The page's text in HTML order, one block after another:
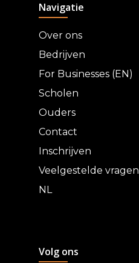
Navigatie
Over ons
Bedrijven
For Businesses (EN)
Scholen
Ouders
Contact
Inschrijven
Veelgestelde vragen
NL
Volg ons